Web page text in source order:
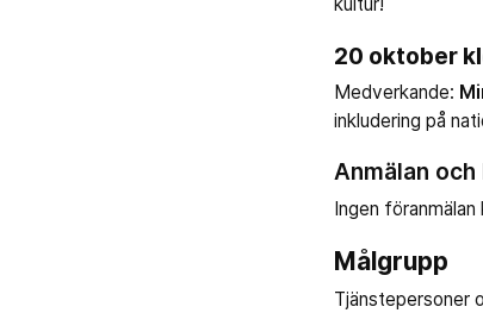
kultur!
20 oktober
Medverkande:
inkludering på
Anmälan och
Ingen föranmälan
Målgrupp
Tjänstepersoner